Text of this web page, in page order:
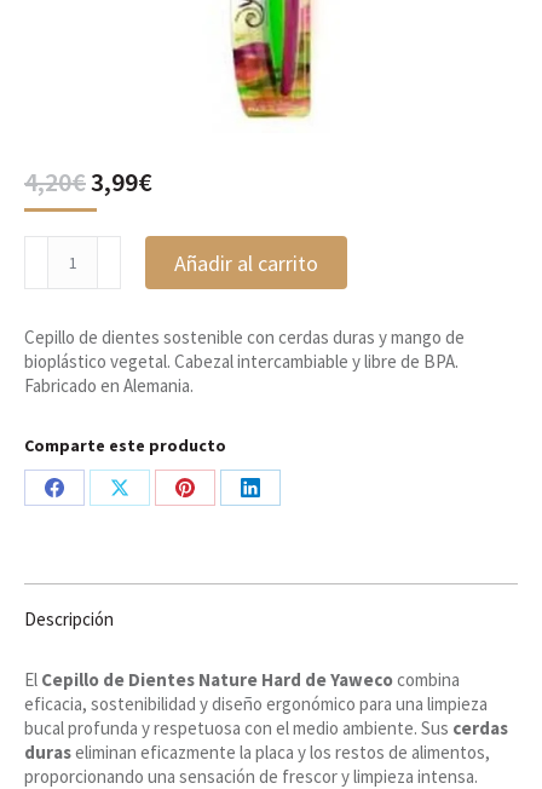
4,20€El
precio
original
4,20€.
3,99€El
actual
es:
3,99€.
Dientes
Hard,
Yaweco
cantidad
Añadir al carrito
Cepillo de dientes sostenible con cerdas duras y mango de
bioplástico vegetal. Cabezal intercambiable y libre de BPA.
Fabricado en Alemania.
Comparte este producto
Share
Share
Share
Share
Descripción
El Cepillo de Dientes Nature Hard de Yawecocombina
eficacia, sostenibilidad y diseño ergonómico para una limpieza
bucal profunda y respetuosa con el medio ambiente. Sus cerdas
duraseliminan eficazmente la placa y los restos de alimentos,
proporcionando una sensación de frescor y limpieza intensa.